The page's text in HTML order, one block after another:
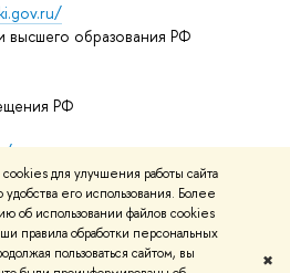
для улучшения работы сайта
его использования. Более
об использовании файлов cookies
правила обработки персональных
пользоваться сайтом, вы
✖
высшего образования РФ
РФ
mooc
курсы
и контактыУсловия